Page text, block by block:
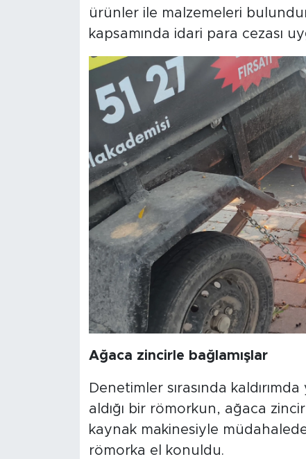
ürünler ile malzemeleri
kapsamında idari para cezası
Ağaca zincirle bağlamışlar
Denetimler sırasında
aldığı bir römorkun, ağaca
kaynak makinesiyle
römorka el konuldu.